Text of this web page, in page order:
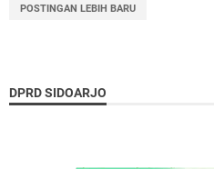
POSTINGAN LEBIH BARU
DPRD SIDOARJO